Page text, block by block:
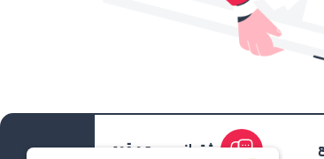
نمونه چاپ افست نهایی با پرینت
رنگی مثلاً فقط مشکی انتخاب
پشتیبانی سریع و قوی